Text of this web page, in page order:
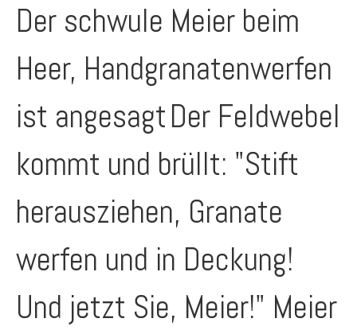
Der schwule Meier beim
Heer, Handgranatenwerfen
ist angesagtDer Feldwebel
kommt und brüllt: "Stift
herausziehen, Granate
werfen und in Deckung!
Und jetzt Sie, Meier!" Meier